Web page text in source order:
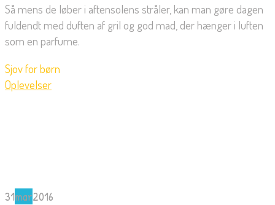
Så mens de løber i aftensolens stråler, kan man gøre dagen
fuldendt med duften af gril og god mad, der hænger i luften
som en parfume.
Sjov for børn
Oplevelser
31mar2016